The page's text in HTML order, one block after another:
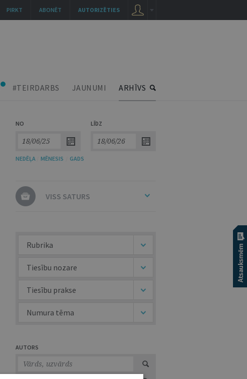
#TEIRDARBS JAUNUMI ARHĪVS
NO LĪDZ
NEDĒĻA MĒNESIS GADS
VISS SATURS
Rubrika
Tiesību nozare
Tiesību prakse
Numura tēma
AUTORS
AUTORIZĒTIES
ABONĒT
PIRKT